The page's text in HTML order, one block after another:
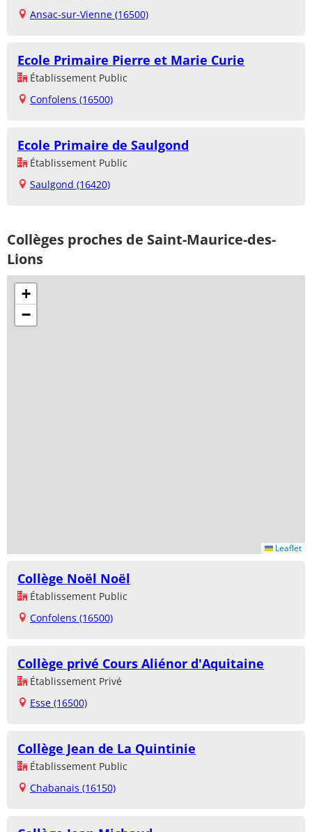
Ansac-sur-Vienne (16500)
Ecole Primaire Pierre et Marie Curie
Établissement Public
Confolens (16500)
Ecole Primaire de Saulgond
Établissement Public
Saulgond (16420)
Collèges proches de Saint-Maurice-des-
Lions
+
−
Leaflet
Collège Noël Noël
Établissement Public
Confolens (16500)
Collège privé Cours Aliénor d'Aquitaine
Établissement Privé
Esse (16500)
Collège Jean de La Quintinie
Établissement Public
Chabanais (16150)